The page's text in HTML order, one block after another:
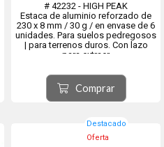
# 42232 - HIGH PEAK
Estaca de aluminio reforzado de
230 x 8 mm / 30 g / en envase de 6
unidades. Para suelos pedregosos
| para terrenos duros. Con lazo
para extraer
Comprar
Destacado
Oferta